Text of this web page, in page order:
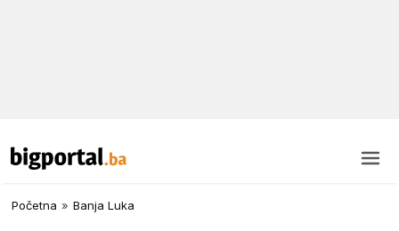
Početna » Banja Luka